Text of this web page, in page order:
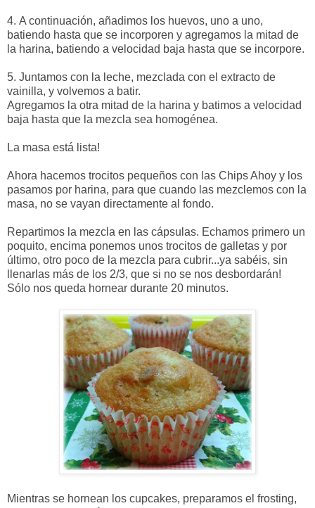
4. A continuación, añadimos los huevos, uno a uno,
batiendo hasta que se incorporen y agregamos la mitad de
la harina, batiendo a velocidad baja hasta que se incorpore.
5. Juntamos con la leche, mezclada con el extracto de
vainilla, y volvemos a batir.
Agregamos la otra mitad de la harina y batimos a velocidad
baja hasta que la mezcla sea homogénea.
La masa está lista!
Ahora hacemos trocitos pequeños con las Chips Ahoy y los
pasamos por harina, para que cuando las mezclemos con la
masa, no se vayan directamente al fondo.
Repartimos la mezcla en las cápsulas. Echamos primero un
poquito, encima ponemos unos trocitos de galletas y por
último, otro poco de la mezcla para cubrir...ya sabéis, sin
llenarlas más de los 2/3, que si no se nos desbordarán!
Sólo nos queda hornear durante 20 minutos.
Mientras se hornean los cupcakes, preparamos el frosting,